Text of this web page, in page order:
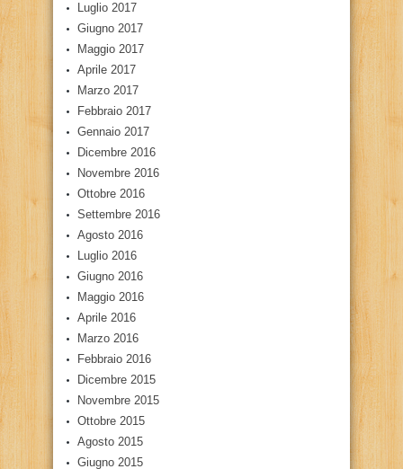
Luglio 2017
Giugno 2017
Maggio 2017
Aprile 2017
Marzo 2017
Febbraio 2017
Gennaio 2017
Dicembre 2016
Novembre 2016
Ottobre 2016
Settembre 2016
Agosto 2016
Luglio 2016
Giugno 2016
Maggio 2016
Aprile 2016
Marzo 2016
Febbraio 2016
Dicembre 2015
Novembre 2015
Ottobre 2015
Agosto 2015
Giugno 2015